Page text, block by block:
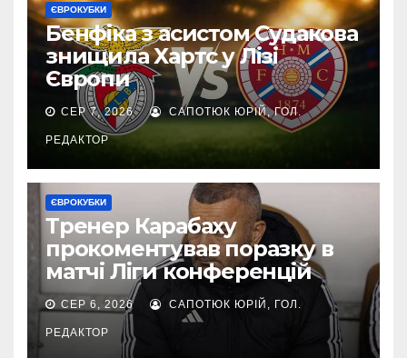
ЄВРОКУБКИ
Бенфіка з асистом Судакова
знищила Хартс у Лізі
Європи
СЕР 7, 2026 САПОТЮК ЮРІЙ, ГОЛ.
РЕДАКТОР
ЄВРОКУБКИ
Тренер Карабаху
прокоментував поразку в
матчі Ліги конференцій
СЕР 6, 2026 САПОТЮК ЮРІЙ, ГОЛ.
РЕДАКТОР